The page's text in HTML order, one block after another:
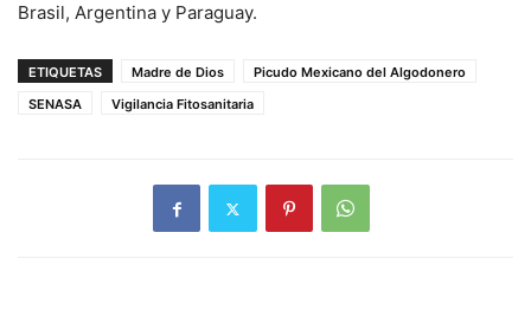
Brasil, Argentina y Paraguay.
ETIQUETAS Madre de Dios
Picudo Mexicano del Algodonero
SENASA
Vigilancia Fitosanitaria